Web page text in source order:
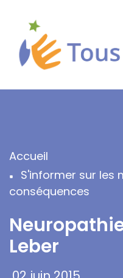
contenu
principal
Fil
d'Ariane
Accueil
S'informer sur les
conséquences
Leber